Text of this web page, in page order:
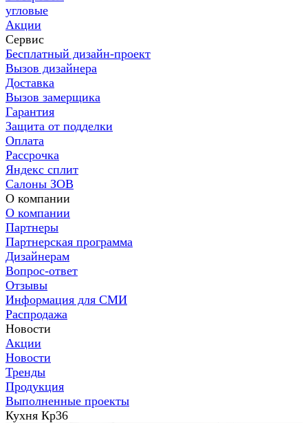
угловые
Акции
Сервис
Бесплатный дизайн-проект
Вызов дизайнера
Доставка
Вызов замерщика
Гарантия
Защита от подделки
Оплата
Рассрочка
Яндекс сплит
Салоны ЗОВ
О компании
О компании
Партнеры
Партнерская программа
Дизайнерам
Вопрос-ответ
Отзывы
Информация для СМИ
Распродажа
Новости
Акции
Новости
Тренды
Продукция
Выполненные проекты
Кухня Кр36